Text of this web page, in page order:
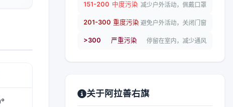
151-200 中度污染 减少户外活动，佩戴口罩
201-300 重度污染 避免户外活动，关闭门窗
>300 严重污染 停留在室内，减少通风
关于阿拉善右旗